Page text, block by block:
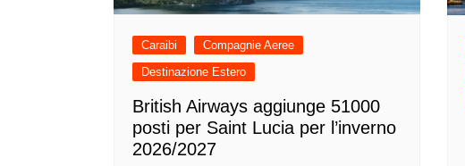
Caraibi
Compagnie Aeree
Destinazione Estero
British Airways aggiunge 51000
posti per Saint Lucia per l’inverno
2026/2027